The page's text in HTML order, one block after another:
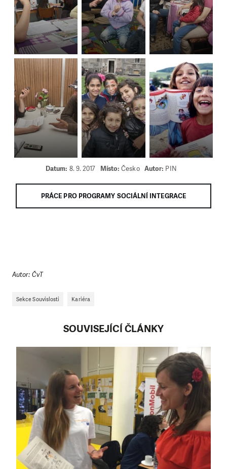
Datum: 8. 9. 2017 Místo:Česko Autor: PIN
PRÁCE PRO PROGRAMY SOCIÁLNÍ INTEGRACE
Autor: ČvT
Sekce Souvislosti Kariéra
SOUVISEJÍCÍ ČLÁNKY